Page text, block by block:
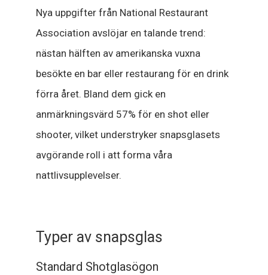
Nya uppgifter från National Restaurant
Association avslöjar en talande trend:
nästan hälften av amerikanska vuxna
besökte en bar eller restaurang för en drink
förra året. Bland dem gick en
anmärkningsvärd 57% för en shot eller
shooter, vilket understryker snapsglasets
avgörande roll i att forma våra
nattlivsupplevelser.
Typer av snapsglas
Standard Shotglasögon